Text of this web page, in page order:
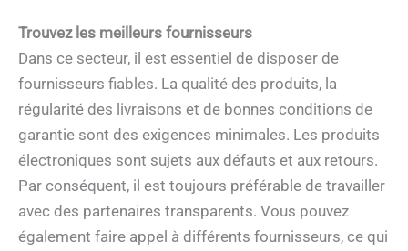
Trouvez les meilleurs fournisseurs
Dans ce secteur, il est essentiel de disposer de
fournisseurs fiables. La qualité des produits, la
régularité des livraisons et de bonnes conditions de
garantie sont des exigences minimales. Les produits
électroniques sont sujets aux défauts et aux retours.
Par conséquent, il est toujours préférable de travailler
avec des partenaires transparents. Vous pouvez
également faire appel à différents fournisseurs, ce qui